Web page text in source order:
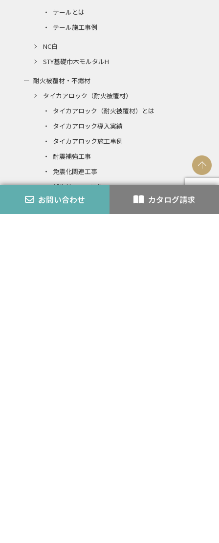
お問い合わせ カタログ請求
テールとは
テール施工事例
NC白
STY基礎巾木モルタルH
耐火被覆材・不燃材
タイカアロック（耐火被覆材）
タイカアロック（耐火被覆材）とは
タイカアロック導入実績
タイカアロック施工事例
耐震補強工事
免震化関連工事
ビルリニューアル
タイカアロック（発泡ウレタン複合不燃）